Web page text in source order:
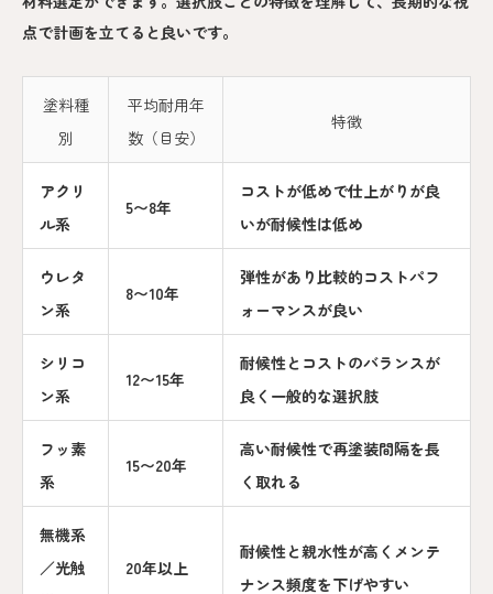
点で計画を立てると良いです。
塗料種
別
平均耐用年
数（目安）
特徴
アクリ
ル系
5〜8年
コストが低めで仕上がりが良
いが耐候性は低め
ウレタ
ン系
8〜10年
弾性があり比較的コストパフ
ォーマンスが良い
シリコ
ン系
12〜15年
耐候性とコストのバランスが
良く一般的な選択肢
フッ素
系
15〜20年
高い耐候性で再塗装間隔を長
く取れる
無機系
／光触
20年以上
耐候性と親水性が高くメンテ
ナンス頻度を下げやすい